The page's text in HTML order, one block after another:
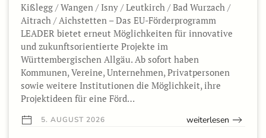
Kißlegg / Wangen / Isny / Leutkirch / Bad Wurzach /
Aitrach / Aichstetten – Das EU-Förderprogramm
LEADER bietet erneut Möglichkeiten für innovative
und zukunftsorientierte Projekte im
Württembergischen Allgäu. Ab sofort haben
Kommunen, Vereine, Unternehmen, Privatpersonen
sowie weitere Institutionen die Möglichkeit, ihre
Projektideen für eine Förd…
5. AUGUST 2026 weiterlesen